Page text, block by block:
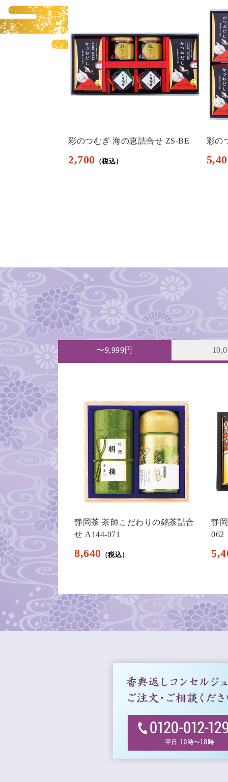
彩のつむぎ 海の恵詰合せ ZS-BE
2,700
彩の
〜9,999円
静岡茶 茶師こだわりの銘茶詰合
せ A144-071
8,640
静
062